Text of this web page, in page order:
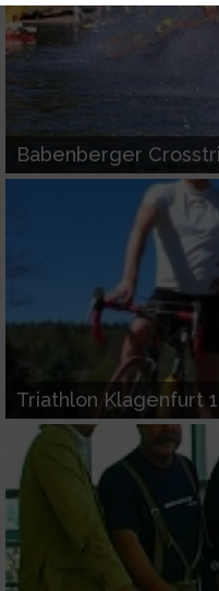
Babenberger
Triathlon Klagenfurt
Website/App.
Partnerliste anzeigen (1
Speichern von oder
auf einem Endgerät
Verwendung reduzierter
von Werbeanzeigen
Erstellung von Profilen
Werbung
Verwendung von Profilen
personalisierter Werbung
Erstellung von Profilen
von Inhalten
Verwendung von Profilen
personalisierter Inhalte
Messung der